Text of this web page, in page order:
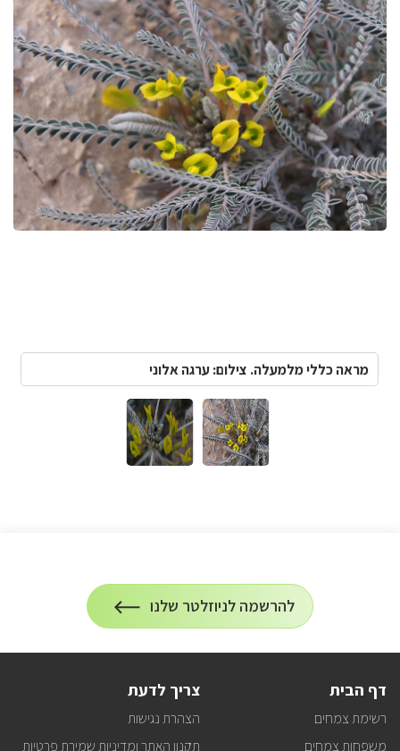
מראה כללי מלמעלה. צילום: ערגה אלוני
הרשמה
להרשמה לניוזלטר שלנו
על
הרשמה
דף הבית
רשימת צמחים
משפחות צמחים
צריך לדעת
הצהרת נגישות
תקנון האתר ומדיניות שמירת פרטיות